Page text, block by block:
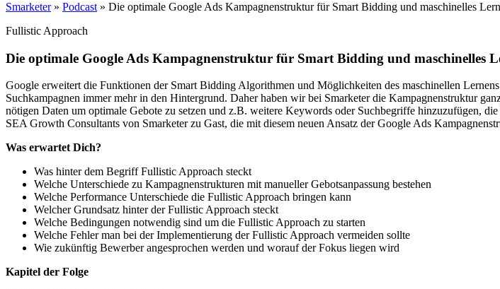
Smarketer» Podcast » Die optimale Google Ads Kampagnenstruktur für Smart Bidding und maschinelles
Fullistic Approach
Die optimale Google Ads Kampagnenstruktur für Smart Bidding und maschinelles
Google erweitert die Funktionen der Smart Bidding Algorithmen und Möglichkeiten des maschinellen
Suchkampagnen immer mehr in den Hintergrund. Daher haben wir bei Smarketer die Kampagnenstruktur
nötigen Daten um optimale Gebote zu setzen und z.B. weitere Keywords oder Suchbegriffe hinzuzufügen,
SEA Growth Consultants von Smarketer zu Gast, die mit diesem neuen Ansatz der Google Ads
Was erwartet Dich?
Was hinter dem Begriff Fullistic Approach steckt
Welche Unterschiede zu Kampagnenstrukturen mit manueller Gebotsanpassung bestehen
Welche Performance Unterschiede die Fullistic Approach bringen kann
Welcher Grundsatz hinter der Fullistic Approach steckt
Welche Bedingungen notwendig sind um die Fullistic Approach zu starten
Welche Fehler man bei der Implementierung der Fullistic Approach vermeiden sollte
Wie zukünftig Bewerber angesprochen werden und worauf der Fokus liegen wird
Kapitel der Folge